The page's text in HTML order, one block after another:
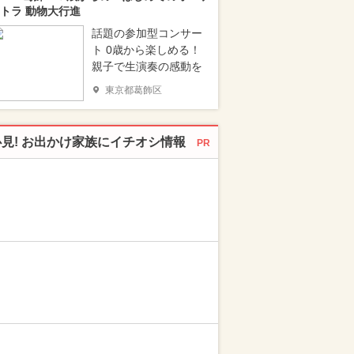
ラ 動物大行進
話題の参加型コンサー
ト 0歳から楽しめる！
親子で生演奏の感動を
東京都葛飾区
! お出かけ家族にイチオシ情報 PR